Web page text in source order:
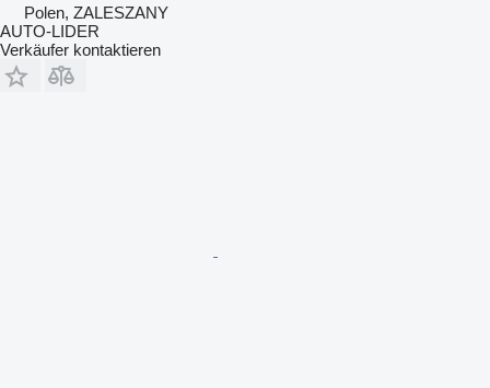
Polen, ZALESZANY
AUTO-LIDER
Verkäufer kontaktieren